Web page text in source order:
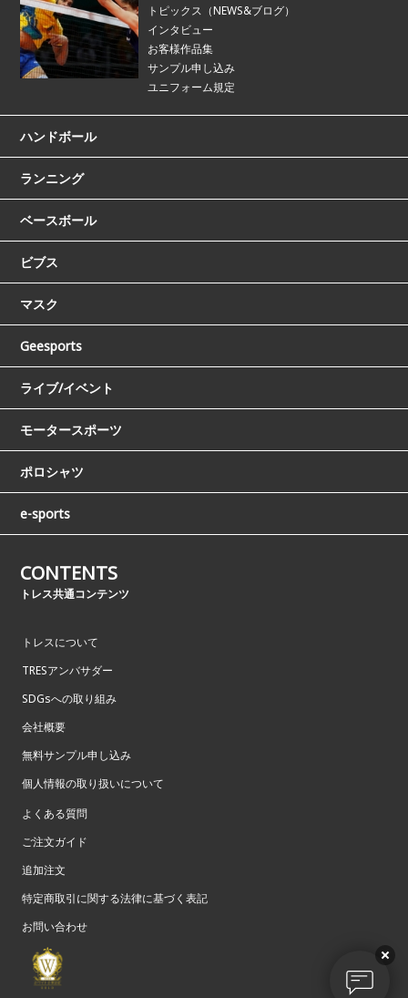
トピックス（NEWS&ブログ）
インタビュー
お客様作品集
サンプル申し込み
ユニフォーム規定
ハンドボール
ランニング
ベースボール
ビブス
マスク
Geesports
ライブ/イベント
モータースポーツ
ポロシャツ
e-sports
CONTENTS
トレス共通コンテンツ
トレスについて
TRESアンバサダー
SDGsへの取り組み
会社概要
無料サンプル申し込み
個人情報の取り扱いについて
よくある質問
ご注文ガイド
追加注文
特定商取引に関する法律に基づく表記
お問い合わせ